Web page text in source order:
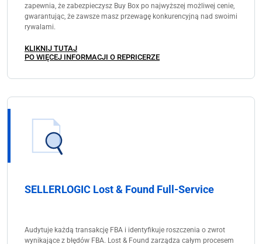
zapewnia, że zabezpieczysz Buy Box po najwyższej możliwej cenie,
gwarantując, że zawsze masz przewagę konkurencyjną nad swoimi
rywalami.
KLIKNIJ TUTAJ
PO WIĘCEJ INFORMACJI O REPRICERZE
SELLERLOGIC Lost & Found Full-Service
Audytuje każdą transakcję FBA i identyfikuje roszczenia o zwrot
wynikające z błędów FBA. Lost & Found zarządza całym procesem